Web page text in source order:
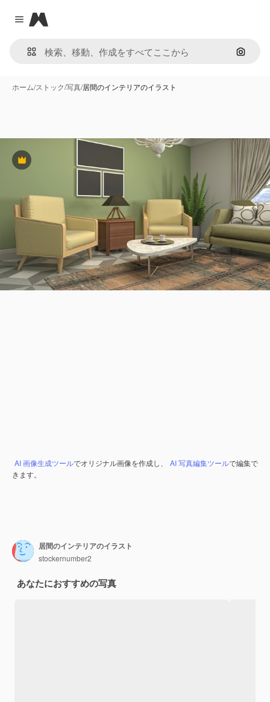
Close menu
Magnific
画像で
ホーム/ストック/写真/居間のインテリアのイラスト
Premium
AI 画像生成ツールでオリジナル画像を作成し、 AI 写真編集ツールで編集で
きます。
居間のインテリアのイラスト
stockernumber2
あなたにおすすめの写真